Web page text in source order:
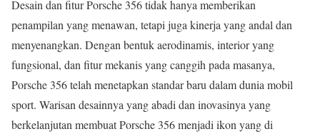
Desain dan fitur Porsche 356 tidak hanya memberikan
penampilan yang menawan, tetapi juga kinerja yang andal dan
menyenangkan. Dengan bentuk aerodinamis, interior yang
fungsional, dan fitur mekanis yang canggih pada masanya,
Porsche 356 telah menetapkan standar baru dalam dunia mobil
sport. Warisan desainnya yang abadi dan inovasinya yang
berkelanjutan membuat Porsche 356 menjadi ikon yang di